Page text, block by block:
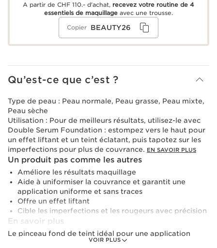
A partir de CHF 110.- d'achat, recevez votre routine de 4
essentiels de maquillage avec une trousse.
Copier BEAUTY26
Qu’est-ce que c’est ?
VOIR PLUS
Type de peau : Peau normale, Peau grasse, Peau mixte,
Peau sèche
Utilisation : Pour de meilleurs résultats, utilisez-le avec
Double Serum Foundation : estompez vers le haut pour
un effet liftant et un teint éclatant, puis tapotez sur les
imperfections pour plus de couvrance. EN SAVOIR PLUS
Un produit pas comme les autres
Améliore les résultats maquillage
Aide à uniformiser la couvrance et garantit une
application uniforme et sans traces
Offre un effet liftant
Cible les imperfections et les rougeurs avec précision
En savoir plus
Le pinceau fond de teint idéal pour une application
facile, qui étale et estompe uniformément le fond de